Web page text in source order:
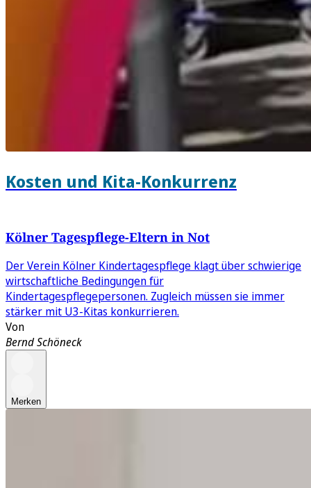
Kosten und Kita-Konkurrenz
Kölner Tagespflege-Eltern in Not
Der Verein Kölner Kindertagespflege klagt über schwierige
wirtschaftliche Bedingungen für
Kindertagespflegepersonen. Zugleich müssen sie immer
stärker mit U3-Kitas konkurrieren.
Von
Bernd Schöneck
Merken